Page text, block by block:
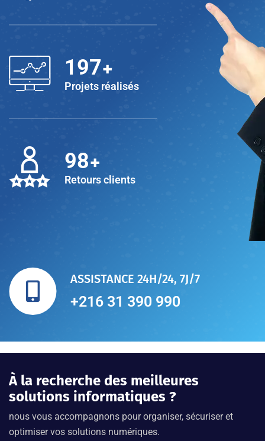
200+
Projets réalisés
100
Retours clients
ASSISTANCE 24H/24, 7J/7
+216 31 390 990
À la recherche des meilleures
solutions informatiques ?
nous vous accompagnons pour organiser, sécuriser et
optimiser vos solutions numériques.